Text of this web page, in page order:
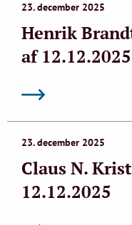
23. december 2025
Henrik
af 12.12.2025
23. december 2025
Claus N.
12.12.2025